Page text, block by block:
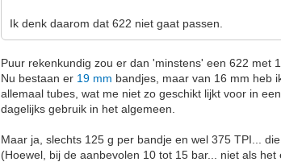
Ik denk daarom dat 622 niet gaat passen.
Puur rekenkundig zou er dan 'minstens' een 622 met
Nu bestaan er 19 mm bandjes, maar van 16 mm heb
allemaal tubes, wat me niet zo geschikt lijkt voor in
dagelijks gebruik in het algemeen.
Maar ja, slechts 125 g per bandje en wel 375 TPI...
(Hoewel, bij de aanbevolen 10 tot 15 bar... niet als